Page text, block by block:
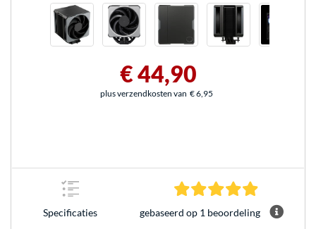
€ 44,90
plus verzendkosten van € 6,95
Specificaties gebaseerd op 1 beoordeling